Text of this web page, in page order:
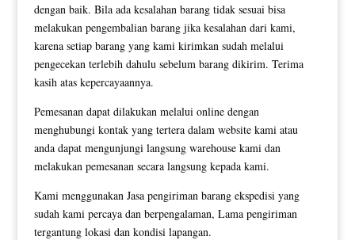
dengan baik. Bila ada kesalahan barang tidak sesuai bisa
melakukan pengembalian barang jika kesalahan dari kami,
karena setiap barang yang kami kirimkan sudah melalui
pengecekan terlebih dahulu sebelum barang dikirim. Terima
kasih atas kepercayaannya.
Pemesanan dapat dilakukan melalui online dengan
menghubungi kontak yang tertera dalam website kami atau
anda dapat mengunjungi langsung warehouse kami dan
melakukan pemesanan secara langsung kepada kami.
Kami menggunakan Jasa pengiriman barang ekspedisi yang
sudah kami percaya dan berpengalaman, Lama pengiriman
tergantung lokasi dan kondisi lapangan.